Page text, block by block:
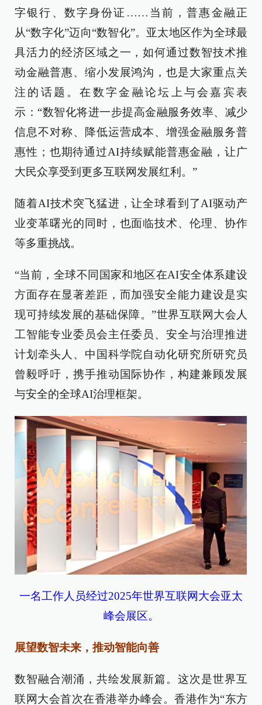
字银行、数字身份证……当前，普惠金融正
从“数字化”迈向“数智化”。亚太地区作为全球最
具活力的经济区域之一，如何通过数智技术推
动金融普惠、缩小发展鸿沟，也是大家重点关
注的话题。在数字金融论坛上 与会嘉宾表
示：“数智化将进一步提高金融服务效率、减少
信息不对称、降低运营成本、增强金融服务普
惠性 ；也期待通过AI持续赋能普惠金融，让广
大民众享受到更多互联网发展红利。 ”
随着AI技术突飞猛进，让全球看到了AI驱动产
业变革曙光的同时，也面临技术、伦理、协作
等多重挑战。
“当前，全球不同国家和地区在AI安全体系建设
方面存在显著差距，而加强安全能力建设是实
现可持续发展的基础保障。”世界互联网大会人
工智能专业委员会主任委员、安全与治理推进
计划牵头人、中国科学院自动化研究所研究员
曾毅呼吁，携手推动国际协作，构建兼顾发展
与安全的全球AI治理框架。
一名工作人员经过2025年世界互联网大会亚太
峰会展区。
展望数智未来 ，推动智能向善
数智融合潮涌，共绘发展新篇。这次是世界互
联网大会首次在香港举办峰会。香港作为“东方